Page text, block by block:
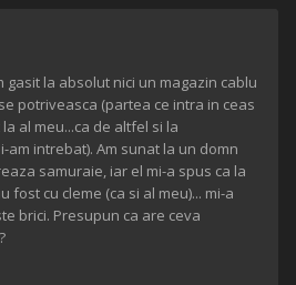
gasit la absolut nici un magazin cablu
potriveasca (partea ce intra in ceas
al meu...ca de altfel si la
am intrebat). Am sunat la un domn
samuraie, iar el mi-a spus ca la
fost cu cleme (ca si al meu)... mi-a
brici. Presupun ca are ceva